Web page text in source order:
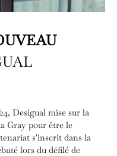
Desigual mise sur la
Gray pour être le
s'inscrit dans la
lors du défilé de